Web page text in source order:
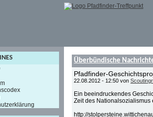
Überbündische
Pfadfinder-
22.08.2012 - 12:50 von
Ein beeindruckendes
Zeit des
http://